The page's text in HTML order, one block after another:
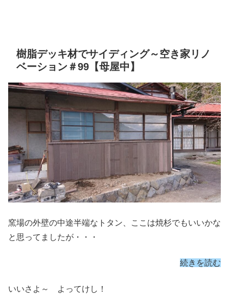
樹脂デッキ材でサイディング～空き家リノ
ベーション＃99【母屋中】
窯場の外壁の中途半端なトタン、ここは焼杉でもいいかな
と思ってましたが・・・
続きを読む
いいさよ～ よってけし！